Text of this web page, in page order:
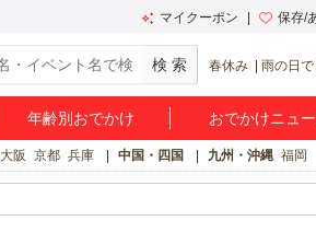
マイクーポン 保存/
春休み 雨の日で
年齢別おでかけ おでかけニュ
大阪 京都 兵庫 中国・四国 九州・沖縄 福岡